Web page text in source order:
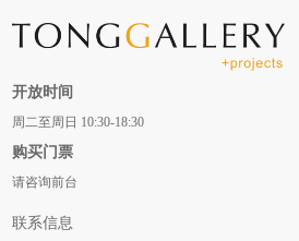
开放时间
周二至周日 10:30-18:30
购买门票
请咨询前台
联系信息